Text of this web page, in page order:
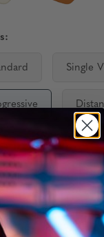
Single
+